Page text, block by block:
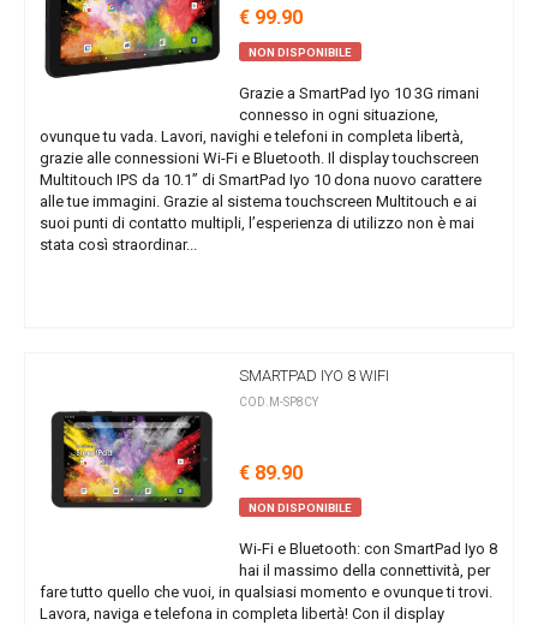
€ 99.90
NON DISPONIBILE
Grazie a SmartPad Iyo 10 3G rimani
connesso in ogni situazione,
ovunque tu vada. Lavori, navighi e telefoni in completa libertà,
grazie alle connessioni Wi-Fi e Bluetooth. Il display touchscreen
Multitouch IPS da 10.1” di SmartPad Iyo 10 dona nuovo carattere
alle tue immagini. Grazie al sistema touchscreen Multitouch e ai
suoi punti di contatto multipli, l’esperienza di utilizzo non è mai
stata così straordinar...
SMARTPAD IYO 8 WIFI
COD.M-SP8CY
€ 89.90
NON DISPONIBILE
Wi-Fi e Bluetooth: con SmartPad Iyo 8
hai il massimo della connettività, per
fare tutto quello che vuoi, in qualsiasi momento e ovunque ti trovi.
Lavora, naviga e telefona in completa libertà! Con il display